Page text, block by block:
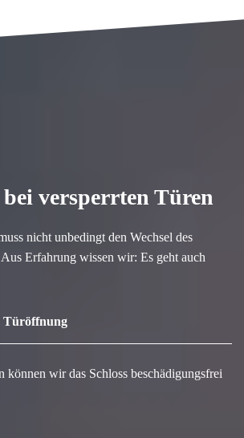
versperrten Türen
nicht unbedingt den Wechsel des
Erfahrung wissen wir: Es geht auch
Türöffnung
können wir das Schloss beschädigungsfrei